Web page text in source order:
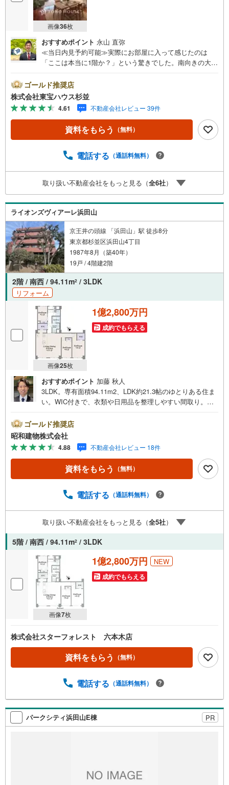
画像36枚
おすすめポイント 永山 直弥
≪当日内見予約可能≫実際にお部屋に入って感じたのは
「ここは本当に1階か？」という驚きでした。南向きの大き
生垣が、まるで高級料亭の坪庭のような静寂とプライバシ
ーを守ってくれています 。何より、下にお部屋がないこと
で、お子様がいるご家庭でも「ドタバタしちゃダメ！」と
言わなくて済む開放感は、何物にも代えがたい価値だと確
信しました 。専有面積81平米超、さらに収納も充実してお
り、家族が増えても長く住み続けられる設計です 。浜田山
めてみませんか？
ゴールド推奨店
株式会社東宝ハウス杉並
4.61 不動産会社レビュー 39件
資料をもらう （無料）
電話する （通話料無料）
取り扱い不動産会社をもっと見る（全6社）
ライオンズヴィアーレ浜田山
京王井の頭線 「浜田山」駅 徒歩8分
東京都杉並区浜田山4丁目
1987年8月（築40年）
19戸 / 4階建2階
2階 / 南西 / 94.11m2 / 3LDK
リフォーム
画像25枚
1億2,800万円
成約でもらえる
おすすめポイント 加藤 秋人
3LDK。専有面積94.11m2、LDK約21.3帖のゆとりある住ま
い。WIC付きで、衣類や日用品を整理しやすい間取り。新
王井の頭線浜田山駅徒歩8分。 ・・・地域密着昭和建物で
す・・・ 西荻窪に創業44年、地域密着の不動産会社で
す。 不動産購入、買換えには、不安がつきもの。 物件の
選定や住宅ローンはもちろん地域密着だからこその情報を
お伝え、ご提案いたします。 お気軽にご相談、ご来社頂
ける会社です。スタッフ一同、心よりお待ちしておりま
産をお手伝いいたします。 キッズルーム充実・チャイルド-
ようご案内しておりますのでぜひ、お気軽にお問い合わせ
ください。 営業時間: 9:00 - 20:00
ゴールド推奨店
昭和建物株式会社
4.88 不動産会社レビュー 18件
資料をもらう （無料）
電話する （通話料無料）
取り扱い不動産会社をもっと見る（全5社）
5階 / 南西 / 94.11m2 / 3LDK
画像7枚
1億2,800万円 NEW
成約でもらえる
株式会社スターフォレスト 六本木店
資料をもらう （無料）
電話する （通話料無料）
パークシティ浜田山E棟 PR